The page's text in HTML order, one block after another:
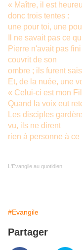
« Maître, il est
donc trois tentes :
une pour toi, une
Il ne savait pas ce
Pierre n'avait pas
couvrit de son
ombre ; ils furent
Et, de la nuée, une
« Celui-ci est mon
Quand la voix eut
Les disciples
vu, ils ne dirent
rien à personne à ce
L'Evangile au quotidien
#Evangile
Partager